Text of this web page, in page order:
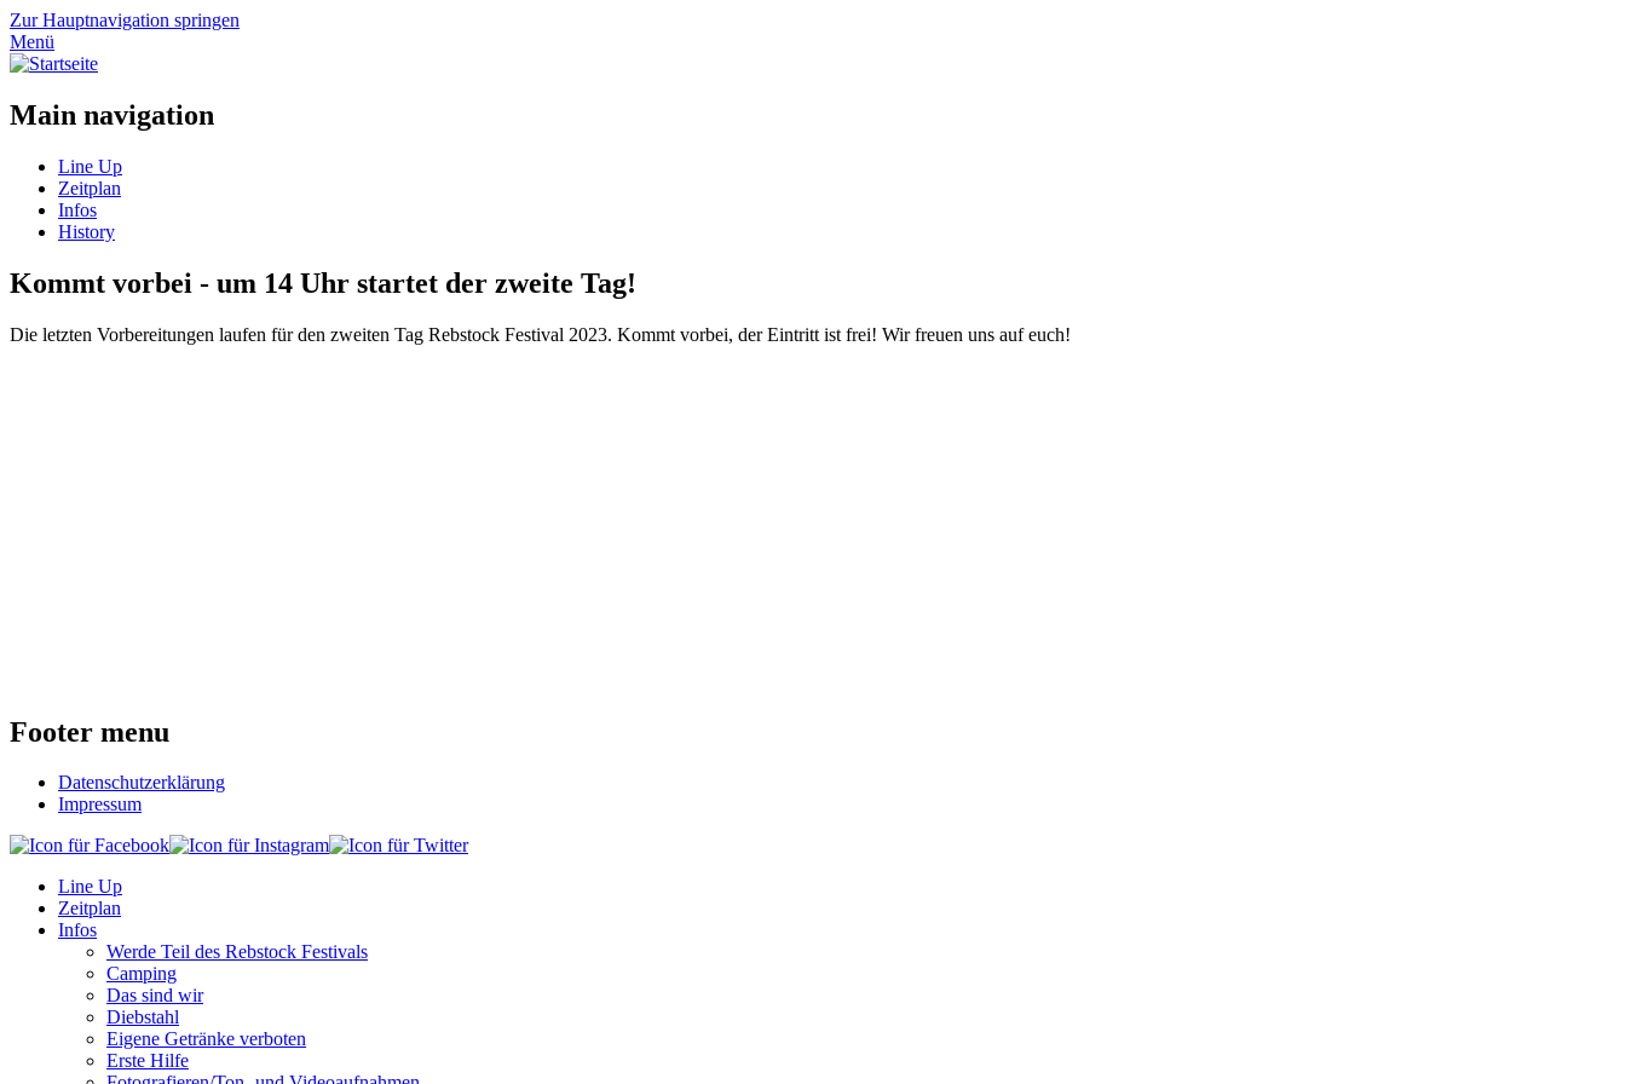
Zur Hauptnavigation springen
Menü
Main navigation
Line Up
Zeitplan
Infos
History
Kommt vorbei - um 14 Uhr startet der zweite Tag!
Die letzten Vorbereitungen laufen für den zweiten Tag Rebstock Festival 2023. Kommt vorbei, der Eintritt ist frei! Wir freuen uns auf euch!
Footer menu
Datenschutzerklärung
Impressum
Line Up
Zeitplan
Infos
Werde Teil des Rebstock Festivals
Camping
Das sind wir
Diebstahl
Eigene Getränke verboten
Erste Hilfe